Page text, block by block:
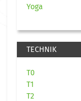
Yoga
TECHNIK
T0
T1
T2